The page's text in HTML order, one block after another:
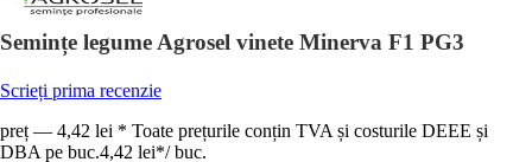
Semințe legume Agrosel vinete Minerva F1 PG3
Scrieți prima recenzie
preț — 4,42 lei * Toate prețurile conțin TVA și costurile DEEE și
DBA pe buc.4,42 lei*/ buc.